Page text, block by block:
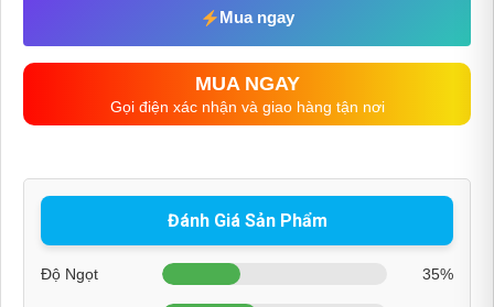
Mua ngay
MUA NGAY
Gọi điện xác nhận và giao hàng tận nơi
Đánh Giá Sản Phẩm
Độ Ngọt 35%